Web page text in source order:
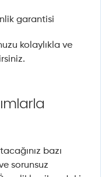
garantisi
kolaylıkla ve
bazı
sorunsuz